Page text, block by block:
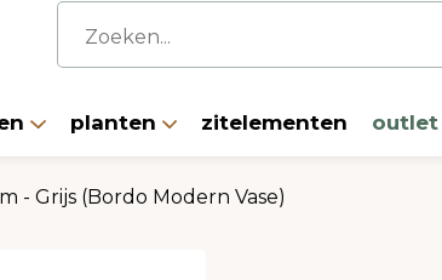
planten zitelementen outlet
- Grijs (Bordo Modern Vase)